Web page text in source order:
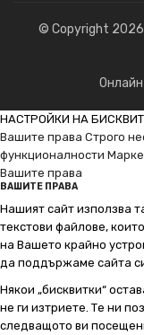
© Copyright 2026
НАСТРОЙКИ НА
Вашите права Строго
функционалности
Вашите права
ВАШИТЕ ПРАВА
Нашият сайт използва
текстови файлове,
на Вашето крайно
да поддържаме сайта
Някои „бисквитки“
не ги изтриете. Те ни
следващото ви